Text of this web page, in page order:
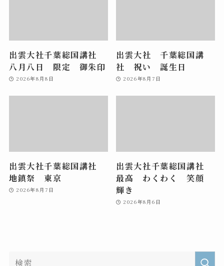
出雲大社千葉総国講社
八月八日 限定 御朱印
2026年8月8日
出雲大社 千葉総国講
社 祝い 誕生日
2026年8月7日
出雲大社千葉総国講社
地鎮祭 東京
2026年8月7日
出雲大社千葉総国講社
最高 わくわく 笑顔
輝き
2026年8月6日